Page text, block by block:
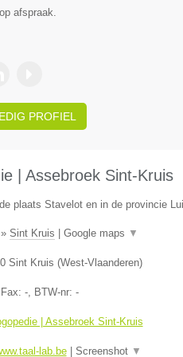
afspraak.
PROFIEL
| Assebroek Sint-Kruis
plaats Stavelot en in de provincie
Sint Kruis Google maps ▼
Sint Kruis (West-Vlaanderen)
-, BTW-nr: -
| Assebroek Sint-Kruis
lab.be| Screenshot ▼